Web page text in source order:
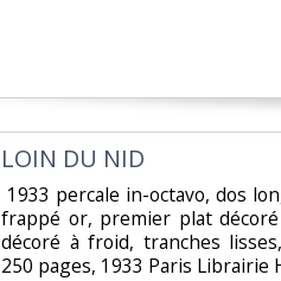
‎LOIN DU NID‎
1933 percale in-octavo, dos
frappé or, premier plat
décoré à froid, tranches
250 pages, 1933 Paris Librairie